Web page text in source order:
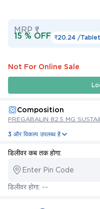
MRP ₹
15 % OFF ₹20.24 /Tablet
Not For Online Sale
Composition
PREGABALIN 82.5 MG
3 और विकल्प उपलब्ध है
डिलीवर कब तक होगा:
Enter Pin Code
डिलीवर होगा: --